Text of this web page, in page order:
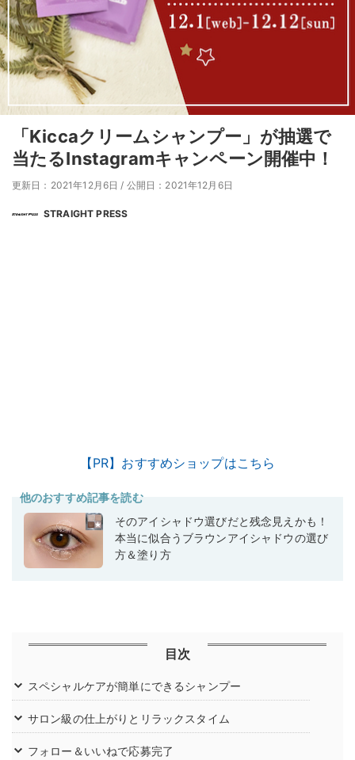
「Kiccaクリームシャンプー」が抽選で
当たるInstagramキャンペーン開催中！
更新日：2021年12月6日 / 公開日：2021年12月6日
STRAIGHT PRESS
【PR】おすすめショップはこちら
他のおすすめ記事を読む
そのアイシャドウ選びだと残念見えかも！
本当に似合うブラウンアイシャドウの選び
方＆塗り方
目次
スペシャルケアが簡単にできるシャンプー
サロン級の仕上がりとリラックスタイム
フォロー＆いいねで応募完了